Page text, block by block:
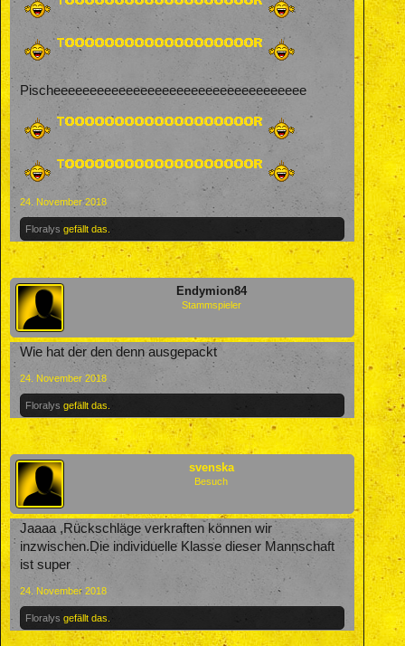
Pischeeeeeeeeeeeeeeeeeeeeeeeeeeeeeeeeeee
24. November 2018
Floralys gefällt das.
Endymion84
Stammspieler
Wie hat der den denn ausgepackt
24. November 2018
Floralys gefällt das.
svenska
Besuch
Jaaaa ,Rückschläge verkraften können wir
inzwischen.Die individuelle Klasse dieser Mannschaft
ist super
24. November 2018
Floralys gefällt das.